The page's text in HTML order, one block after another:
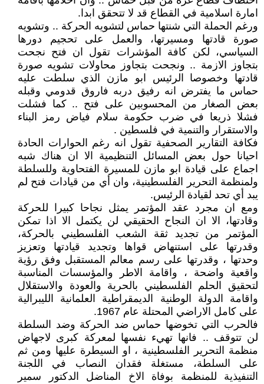
امارة اسلامية في القطاع قد لا تتحقق ابدا.
ورغم الحملة التي شنتها حماس لتشويه الحركة .. وتشويه
صورة قادتها ومسيرتها، والعمل على تحجيم دورها
السياسي، لكن كافة المؤشرات تقول ان فتح نجحت
بتجاوز الازمة .. ونجحت بتجاوز محاولات تشويه صورة
قادتها وخصوصا الرئيس ابو مازن الذي سلطت عليه
حماس ما يفترض انه رفيق دربه فاروق قدومي وقبله
بعض الصغار من المحسوبين على فتح .. كما فشلت
فشلا ذريعا في ضرب حكومة سلام فياض رمز البناء
والاستقرار والتنمية في فلسطين .
فكافة التقارير الصحفية تقول انه رغم الحوارات الحادة
احيانا حول بعض المسائل التنظيمية الا ان هناك شبه
اجماع على قيادة ابو مازن للمسيرة الفتحاوية وللسلطة
ولمنظمة التحرير الفلسطينية، وان أي من قيادات فتح لم
يبد أي تحد لقيادة الرئيس.
ومع ان مجرد عقد المؤتمر يمثل نجاحا كبيرا للحركة
وقادتها، الا ان النجاح الحقيقي لن يكتمل الا اذا تمكن
المؤتمر من تجديد ثقة الشعب الفلسطيني بالحركة،
وقدرتها على استنهاض قواها وتجديد قيادتها وتعزيز
وحدتها ، وقدرتها على رسم معالم المستقبل وفق رؤية
واقعية واضحة ، واقامة الاطر والمؤسسات المناسبة
لتحقيق الحلم الفلسطيني بالحرية والعودة والاستقلال
واقامة الدولة الوطنية الديمقراطية العلمانية الليبرالية
على كامل الاراضي المحتلة عام 1967.
فالحرب التي تخوضها حماس ضد الحركة وضد السلطة
لن تتوقف .. فانها تهيء نفسها لمعركة كبرى لاجهاض
منظمة التحرير الفلسطينية ، او السيطرة عليها ومن ثم
على السلطة، مستغلة فقدان النصاب في اللجنة
التنفيذية للمنظمة بوفاة الاخ المناضل الدكتور سمير